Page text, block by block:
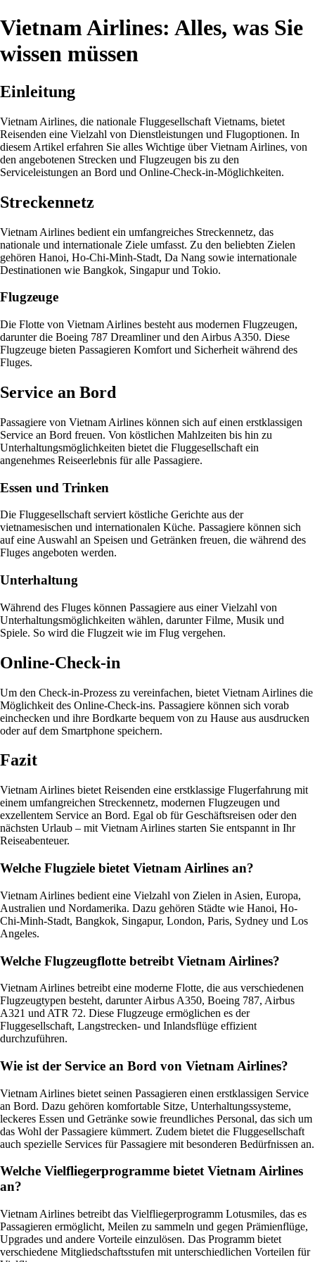
Vietnam Airlines: Alles, was Sie
wissen müssen
Einleitung
Vietnam Airlines, die nationale Fluggesellschaft Vietnams, bietet
Reisenden eine Vielzahl von Dienstleistungen und Flugoptionen. In
diesem Artikel erfahren Sie alles Wichtige über Vietnam Airlines, von
den angebotenen Strecken und Flugzeugen bis zu den
Serviceleistungen an Bord und Online-Check-in-Möglichkeiten.
Streckennetz
Vietnam Airlines bedient ein umfangreiches Streckennetz, das
nationale und internationale Ziele umfasst. Zu den beliebten Zielen
gehören Hanoi, Ho-Chi-Minh-Stadt, Da Nang sowie internationale
Destinationen wie Bangkok, Singapur und Tokio.
Flugzeuge
Die Flotte von Vietnam Airlines besteht aus modernen Flugzeugen,
darunter die Boeing 787 Dreamliner und den Airbus A350. Diese
Flugzeuge bieten Passagieren Komfort und Sicherheit während des
Fluges.
Service an Bord
Passagiere von Vietnam Airlines können sich auf einen erstklassigen
Service an Bord freuen. Von köstlichen Mahlzeiten bis hin zu
Unterhaltungsmöglichkeiten bietet die Fluggesellschaft ein
angenehmes Reiseerlebnis für alle Passagiere.
Essen und Trinken
Die Fluggesellschaft serviert köstliche Gerichte aus der
vietnamesischen und internationalen Küche. Passagiere können sich
auf eine Auswahl an Speisen und Getränken freuen, die während des
Fluges angeboten werden.
Unterhaltung
Während des Fluges können Passagiere aus einer Vielzahl von
Unterhaltungsmöglichkeiten wählen, darunter Filme, Musik und
Spiele. So wird die Flugzeit wie im Flug vergehen.
Online-Check-in
Um den Check-in-Prozess zu vereinfachen, bietet Vietnam Airlines die
Möglichkeit des Online-Check-ins. Passagiere können sich vorab
einchecken und ihre Bordkarte bequem von zu Hause aus ausdrucken
oder auf dem Smartphone speichern.
Fazit
Vietnam Airlines bietet Reisenden eine erstklassige Flugerfahrung mit
einem umfangreichen Streckennetz, modernen Flugzeugen und
exzellentem Service an Bord. Egal ob für Geschäftsreisen oder den
nächsten Urlaub – mit Vietnam Airlines starten Sie entspannt in Ihr
Reiseabenteuer.
Welche Flugziele bietet Vietnam Airlines an?
Vietnam Airlines bedient eine Vielzahl von Zielen in Asien, Europa,
Australien und Nordamerika. Dazu gehören Städte wie Hanoi, Ho-
Chi-Minh-Stadt, Bangkok, Singapur, London, Paris, Sydney und Los
Angeles.
Welche Flugzeugflotte betreibt Vietnam Airlines?
Vietnam Airlines betreibt eine moderne Flotte, die aus verschiedenen
Flugzeugtypen besteht, darunter Airbus A350, Boeing 787, Airbus
A321 und ATR 72. Diese Flugzeuge ermöglichen es der
Fluggesellschaft, Langstrecken- und Inlandsflüge effizient
durchzuführen.
Wie ist der Service an Bord von Vietnam Airlines?
Vietnam Airlines bietet seinen Passagieren einen erstklassigen Service
an Bord. Dazu gehören komfortable Sitze, Unterhaltungssysteme,
leckeres Essen und Getränke sowie freundliches Personal, das sich um
das Wohl der Passagiere kümmert. Zudem bietet die Fluggesellschaft
auch spezielle Services für Passagiere mit besonderen Bedürfnissen an.
Welche Vielfliegerprogramme bietet Vietnam Airlines
an?
Vietnam Airlines betreibt das Vielfliegerprogramm Lotusmiles, das es
Passagieren ermöglicht, Meilen zu sammeln und gegen Prämienflüge,
Upgrades und andere Vorteile einzulösen. Das Programm bietet
verschiedene Mitgliedschaftsstufen mit unterschiedlichen Vorteilen für